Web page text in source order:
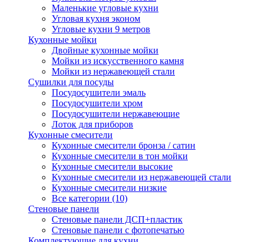
Маленькие угловые кухни
Угловая кухня эконом
Угловые кухни 9 метров
Кухонные мойки
Двойные кухонные мойки
Мойки из искусственного камня
Мойки из нержавеющей стали
Сушилки для посуды
Посудосушители эмаль
Посудосушители хром
Посудосушители нержавеющие
Лоток для приборов
Кухонные смесители
Кухонные смесители бронза / сатин
Кухонные смесители в тон мойки
Кухонные смесители высокие
Кухонные смесители из нержавеющей стали
Кухонные смесители низкие
Все категории (10)
Стеновые панели
Стеновые панели ДСП+пластик
Стеновые панели с фотопечатью